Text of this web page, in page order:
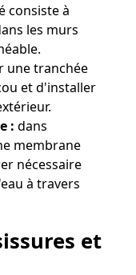
consiste à
les murs
une tranchée
et d'installer
: dans
membrane
nécessaire
à travers
et